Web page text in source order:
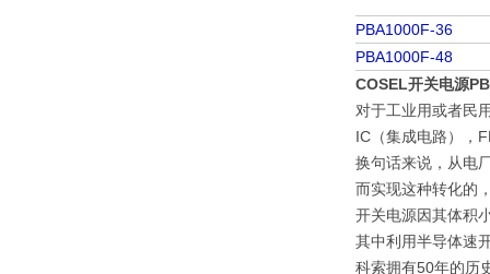
PBA1000F-36
PBA1000F-48
COSEL开关电源
对于工业用或者民
IC（集成电路），
换句话来说，从电
而实现这种转化的
开关电源因其体积
其中利用半导体速
科索拥有50年的历